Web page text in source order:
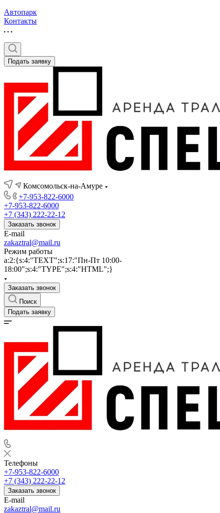
Автопарк
Контакты
Подать заявку
Комсомольск-на-Амуре
+7-953-822-6000
+7-953-822-6000
+7 (343) 222-22-12
Заказать звонок
E-mail
zakaztral@mail.ru
Режим работы
a:2:{s:4:"TEXT";s:17:"Пн-Пт 10:00-
18:00";s:4:"TYPE";s:4:"HTML";}
Заказать звонок
Поиск
Подать заявку
Телефоны
+7-953-822-6000
+7 (343) 222-22-12
Заказать звонок
E-mail
zakaztral@mail.ru